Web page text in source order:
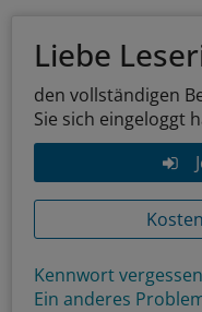
Liebe
den vollständigen
Sie sich eingeloggt
Kennwort
Ein anderes